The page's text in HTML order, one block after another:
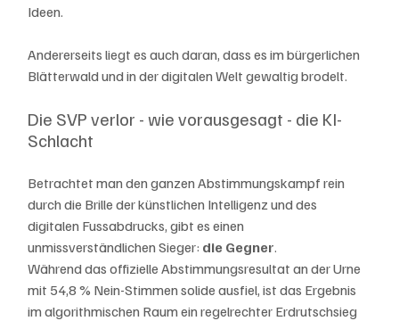
Ideen.
Andererseits liegt es auch daran, dass es im bürgerlichen
Blätterwald und in der digitalen Welt gewaltig brodelt.
Die SVP verlor - wie vorausgesagt - die KI-
Schlacht
Betrachtet man den ganzen Abstimmungskampf rein
durch die Brille der künstlichen Intelligenz und des
digitalen Fussabdrucks, gibt es einen
unmissverständlichen Sieger: die Gegner.
Während das offizielle Abstimmungsresultat an der Urne
mit 54,8 % Nein-Stimmen solide ausfiel, ist das Ergebnis
im algorithmischen Raum ein regelrechter Erdrutschsieg